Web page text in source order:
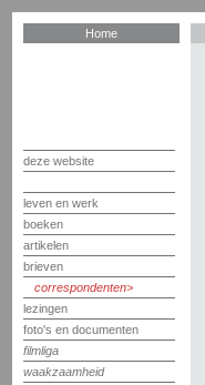
Home
deze website
leven en werk
boeken
artikelen
brieven
correspondenten
lezingen
foto's en documenten
filmliga
waakzaamheid